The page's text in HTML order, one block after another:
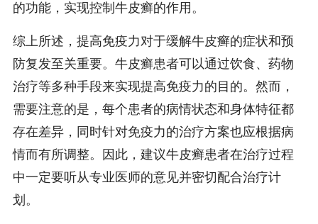
的功能，实现控制牛皮癣的作用。
综上所述，提高免疫力对于缓解牛皮癣的症状和预
防复发至关重要。牛皮癣患者可以通过饮食、药物
治疗等多种手段来实现提高免疫力的目的。然而，
需要注意的是，每个患者的病情状态和身体特征都
存在差异，同时针对免疫力的治疗方案也应根据病
情而有所调整。因此，建议牛皮癣患者在治疗过程
中一定要听从专业医师的意见并密切配合治疗计
划。